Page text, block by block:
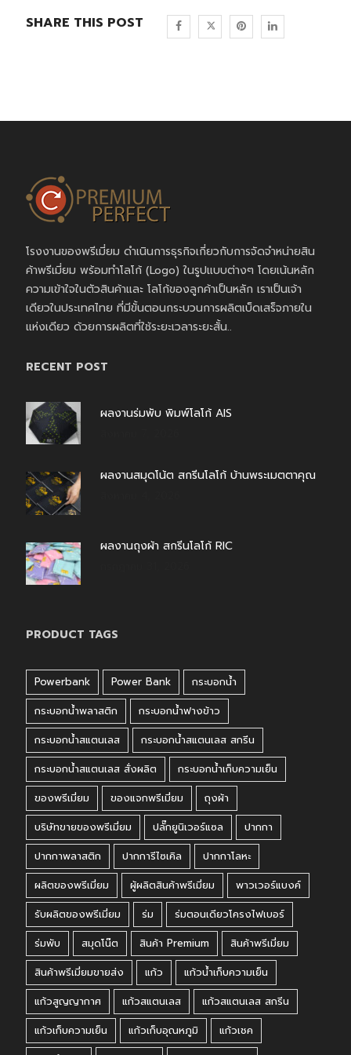
SHARE THIS POST
โรงงานของพรีเมี่ยม ดำเนินการธุรกิจเกี่ยวกับการจัดจำหน่ายสิน
ค้าพรีเมี่ยม พร้อมทำโลโก้ (Logo) ในรูปแบบต่างๆ โดยเน้นหลัก
ความเข้าใจในตัวสินค้าและ โลโก้ของลูกค้าเป็นหลัก เราเป็นเจ้า
เดียวในประเทศไทย ที่มีขั้นตอนกระบวนการผลิตเบ็ดเสร็จภายใน
แห่งเดียว ด้วยการผลิตที่ใช้ระยะเวลาระยะสั้น..
RECENT POST
ผลงานร่มพับ พิมพ์โลโก้ AIS
ผลงานสมุดโน้ต สกรีนโลโก้ บ้านพระเมตตาคุณ
ผลงานถุงผ้า สกรีนโลโก้ RIC
PRODUCT TAGS
Powerbank Power Bank
กระบอกน้ำ
กระบอกน้ำพลาสติก
กระบอกน้ำฟางข้าว
กระบอกน้ำสแตนเลส
กระบอกน้ำสแตนเลส สกรีน
กระบอกน้ำสแตนเลส สั่งผลิต
กระบอกน้ำเก็บความเย็น
ของพรีเมี่ยม
ของแจกพรีเมี่ยม
ถุงผ้า
บริษัทขายของพรีเมี่ยม
ปลั๊กยูนิเวอร์แซล
ปากกา
ปากกาพลาสติก
ปากการีไซเคิล
ปากกาโลหะ
ผลิตของพรีเมี่ยม
ผู้ผลิตสินค้าพรีเมี่ยม
พาวเวอร์แบงค์
รับผลิตของพรีเมี่ยม
ร่ม
ร่มตอนเดียวโครงไฟเบอร์
ร่มพับ
สมุดโน๊ต สินค้า Premium
สินค้าพรีเมี่ยม
สินค้าพรีเมี่ยมขายส่ง
แก้ว
แก้วน้ำเก็บความเย็น
แก้วสูญญากาศ
แก้วสแตนเลส
แก้วสแตนเลส สกรีน
แก้วเก็บความเย็น
แก้วเก็บอุณหภูมิ
แก้วเชค